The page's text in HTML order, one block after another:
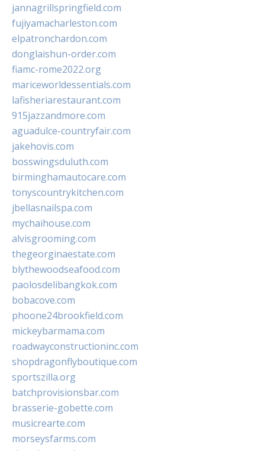
jannagrillspringfield.com
fujiyamacharleston.com
elpatronchardon.com
donglaishun-order.com
fiamc-rome2022.org
mariceworldessentials.com
lafisheriarestaurant.com
915jazzandmore.com
aguadulce-countryfair.com
jakehovis.com
bosswingsduluth.com
birminghamautocare.com
tonyscountrykitchen.com
jbellasnailspa.com
mychaihouse.com
alvisgrooming.com
thegeorginaestate.com
blythewoodseafood.com
paolosdelibangkok.com
bobacove.com
phoone24brookfield.com
mickeybarmama.com
roadwayconstructioninc.com
shopdragonflyboutique.com
sportszilla.org
batchprovisionsbar.com
brasserie-gobette.com
musicrearte.com
morseysfarms.com